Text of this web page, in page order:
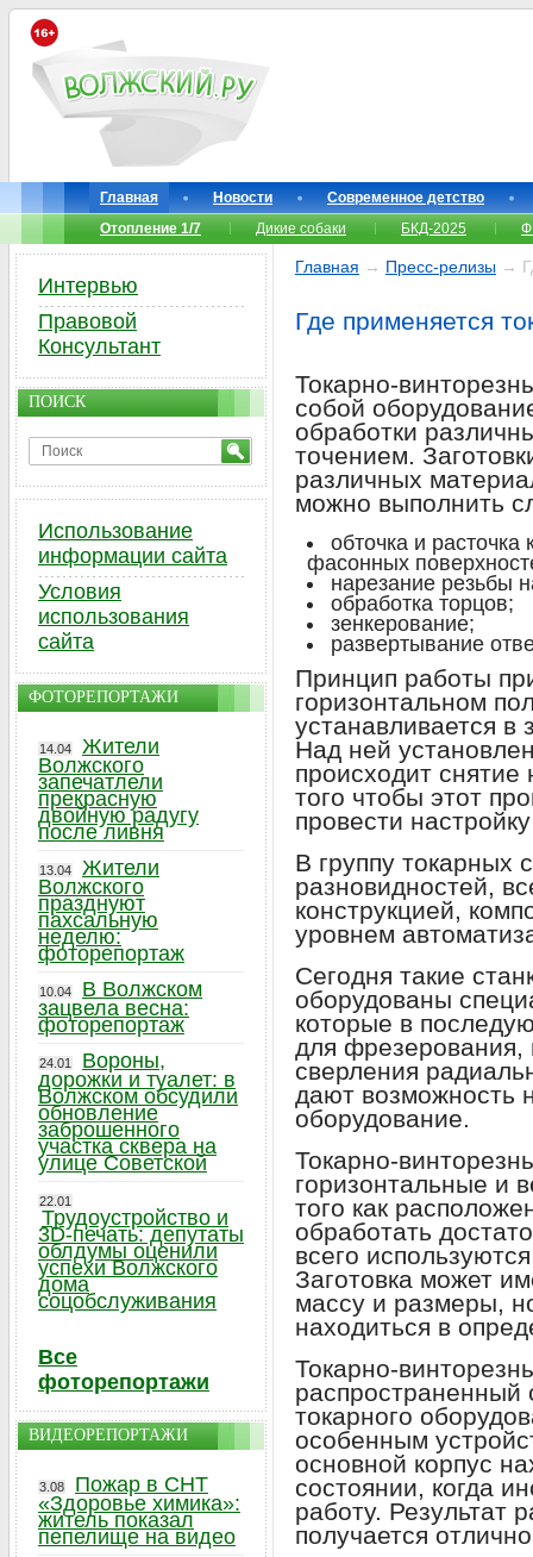
Главная Новости
Современное детство
Отопление 1/7
Дикие собаки БКД-2025
Главная → Пресс-релизы →
Где применяется
Токарно-
собой
обработки
точением.
различных
можно выполнить
обточка и расточка
фасонных
нарезание резьбы
обработка торцов;
зенкерование;
развертывание
Принцип работы
горизонтальном
устанавливается
Над ней
происходит
того чтобы этот
провести
В группу токарных
разновидностей,
конструкцией,
уровнем
Сегодня такие
оборудованы
которые в
для
сверления
дают возможность
оборудование.
Токарно-
горизонтальные и
того как
обработать
всего
Заготовка может
массу и размеры,
находиться в
Токарно-
распространенный
токарного
особенным
основной корпус
состоянии, когда
работу. Результат
получается
Интервью
Правовой
Консультант
ПОИСК
Использование
информации сайта
Условия
использования
сайта
ФОТОРЕПОРТАЖИ
14.04
Жители
Волжского
запечатлели
прекрасную
двойную радугу
после ливня
13.04
Жители
Волжского
празднуют
пахсальную
неделю:
фоторепортаж
10.04
В Волжском
зацвела весна:
фоторепортаж
24.01
Вороны,
дорожки и туалет: в
Волжском обсудили
обновление
заброшенного
участка сквера на
улице Советской
22.01
Трудоустройство и
3D-печать: депутаты
облдумы оценили
успехи Волжского
дома
соцобслуживания
Все
фоторепортажи
ВИДЕОРЕПОРТАЖИ
3.08
Пожар в СНТ
«Здоровье химика»:
житель показал
пепелище на видео